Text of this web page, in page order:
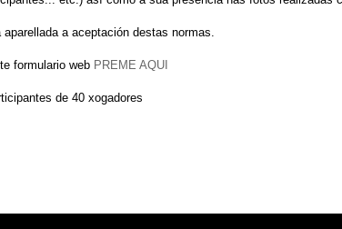
a aceptación destas normas.
formulario web PREME AQUI
de 40 xogadores